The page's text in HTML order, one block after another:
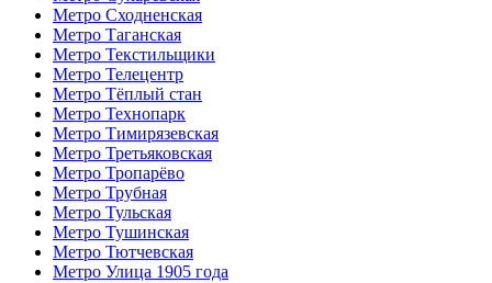
Метро Сходненская
Метро Таганская
Метро Текстильщики
Метро Телецентр
Метро Тёплый стан
Метро Технопарк
Метро Тимирязевская
Метро Третьяковская
Метро Тропарёво
Метро Трубная
Метро Тульская
Метро Тушинская
Метро Тютчевская
Метро Улица 1905 года